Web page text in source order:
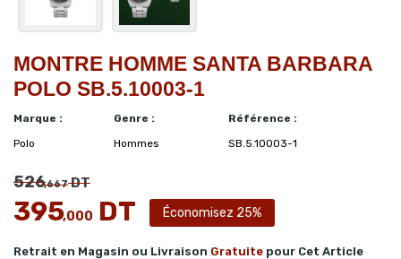
MONTRE HOMME SANTA BARBARA
POLO SB.5.10003-1
Marque :
Polo
Genre :
Hommes
Référence :
SB.5.10003-1
526,667DT
395,000 DT Économisez 25%
Retrait en Magasin ou Livraison Gratuite pour Cet Article